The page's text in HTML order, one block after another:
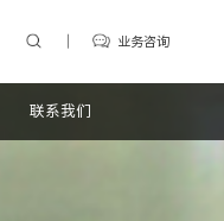
业务咨询
联系我们